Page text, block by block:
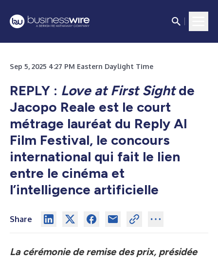
Sep 5, 2025 4:27 PM Eastern Daylight Time
REPLY : Love at First Sight de
Jacopo Reale est le court
métrage lauréat du Reply AI
Film Festival, le concours
international qui fait le lien
entre le cinéma et
l’intelligence artificielle
Share
La cérémonie de remise des prix, présidée